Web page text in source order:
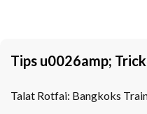
Tips u0026amp;
Talat Rotfai: Bangkoks